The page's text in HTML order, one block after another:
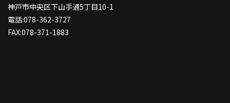
神戸市中央区下山手通5丁目10-1
電話:078-362-3727
FAX:078-371-1883